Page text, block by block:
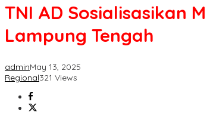
TNI AD Sosialisasikan
Lampung Tengah
adminMay 13, 2025
Regional321 Views